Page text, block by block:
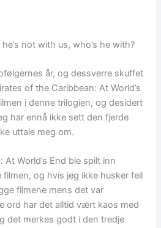
not with us, who’s he with?
år, og dessverre skuffet
of the Caribbean: At World’s
i denne trilogien, og desidert
har ennå ikke sett den fjerde
uttale meg om.
World’s End ble spilt inn
og hvis jeg ikke husker feil
filmene mens det var
ord har det alltid vært kaos med
det merkes godt i den tredje